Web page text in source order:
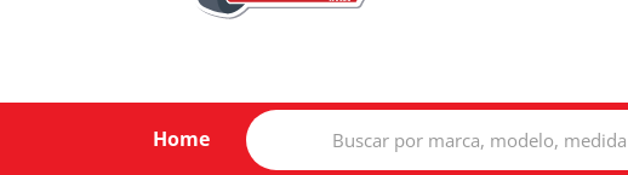
Home
Search
for: